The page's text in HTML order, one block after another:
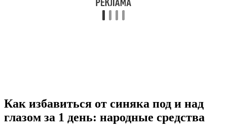
Как избавиться от синяка под и над
глазом за 1 день: народные средства